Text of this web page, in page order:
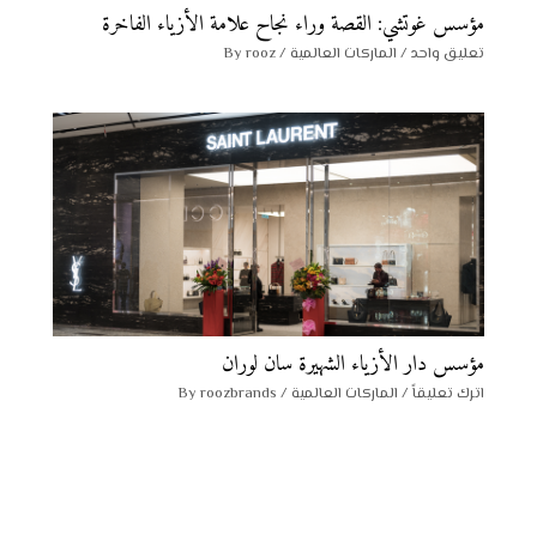
مؤسس غوتشي: القصة وراء نجاح علامة الأزياء الفاخرة
تعليق واحد / الماركات العالمية / By
rooz
مؤسس دار الأزياء الشهيرة سان لوران
اترك تعليقاً/ الماركات العالمية / By
roozbrands